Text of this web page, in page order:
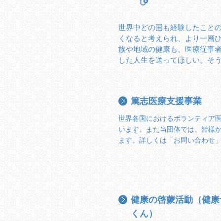
世界中どの国も経験したこと
くなると考えられ、より一層
族や地域の健康も、医療従事
した人生を送ってほしい。そ
篤志医療支援事業
世界各国におけるボランティア
います。また当団体では、皆様
ます。詳しくは「お問い合わせ
健康の啓蒙活動（健
くん）